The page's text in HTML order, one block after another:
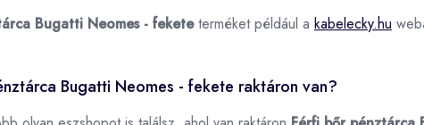
Bugatti Neomes - feketeterméket például a kabelecky.hu
Bugatti Neomes - fekete raktáron van?